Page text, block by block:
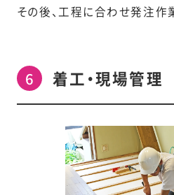
その後、工程に合わせ発注作
着工・現場管理